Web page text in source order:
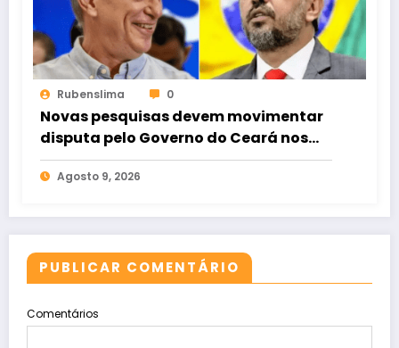
Rubenslima 0
Novas pesquisas devem movimentar
disputa pelo Governo do Ceará nos
próximos dias
Agosto 9, 2026
PUBLICAR COMENTÁRIO
Comentários